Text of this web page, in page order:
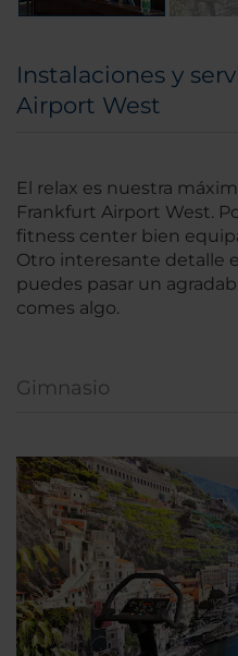
Instalaciones y
Airport West
El relax es nuestra
Frankfurt Airport West.
fitness center bien
Otro interesante detalle
puedes pasar un
comes algo.
Gimnasio